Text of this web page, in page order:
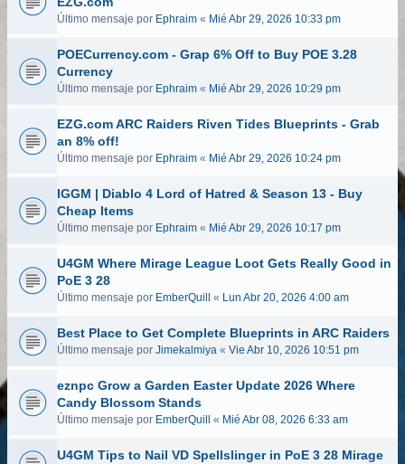
Último mensaje por Ephraim « Mié Abr 29, 2026 10:33 pm
POECurrency.com - Grap 6% Off to Buy POE 3.28
Currency
Último mensaje por Ephraim « Mié Abr 29, 2026 10:29 pm
EZG.com ARC Raiders Riven Tides Blueprints - Grab
an 8% off!
Último mensaje por Ephraim « Mié Abr 29, 2026 10:24 pm
IGGM | Diablo 4 Lord of Hatred & Season 13 - Buy
Cheap Items
Último mensaje por Ephraim « Mié Abr 29, 2026 10:17 pm
U4GM Where Mirage League Loot Gets Really Good in
PoE 3 28
Último mensaje por EmberQuill « Lun Abr 20, 2026 4:00 am
Best Place to Get Complete Blueprints in ARC Raiders
Último mensaje por Jimekalmiya « Vie Abr 10, 2026 10:51 pm
eznpc Grow a Garden Easter Update 2026 Where
Candy Blossom Stands
Último mensaje por EmberQuill « Mié Abr 08, 2026 6:33 am
U4GM Tips to Nail VD Spellslinger in PoE 3 28 Mirage